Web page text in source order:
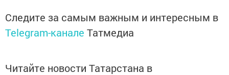
Следите за самым важным и интересным в
Telegram-канале Татмедиа
Читайте новости Татарстана в